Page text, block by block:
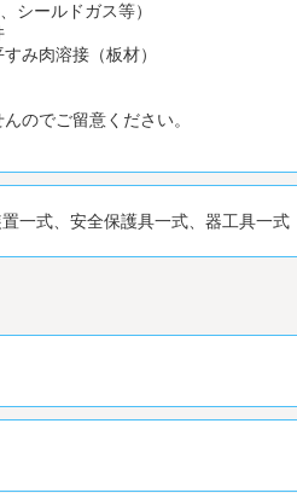
シールドガス等）
み肉溶接（板材）
のでご留意ください。
一式、安全保護具一式、器工具一式